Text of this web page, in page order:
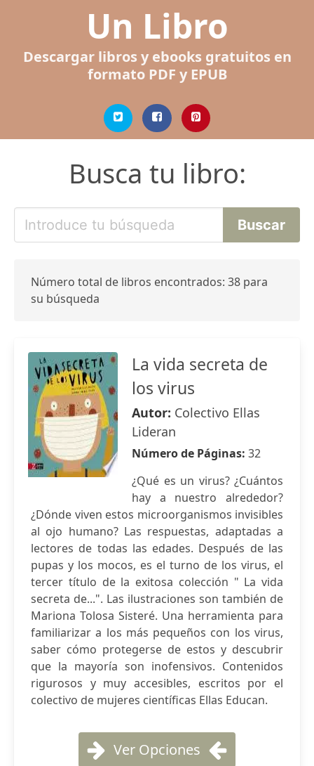
Un Libro
Descargar libros y ebooks gratuitos en
formato PDF y EPUB
Busca tu libro:
Número total de libros encontrados: 38 para
su búsqueda
La vida secreta de
los virus
Autor: Colectivo Ellas
Lideran
Número de Páginas: 32
¿Qué es un virus? ¿Cuántos
hay a nuestro alrededor?
¿Dónde viven estos microorganismos invisibles
al ojo humano? Las respuestas, adaptadas a
lectores de todas las edades. Después de las
pupas y los mocos, es el turno de los virus, el
tercer título de la exitosa colección " La vida
secreta de...". Las ilustraciones son también de
Mariona Tolosa Sisteré. Una herramienta para
familiarizar a los más pequeños con los virus,
saber cómo protegerse de estos y descubrir
que la mayoría son inofensivos. Contenidos
rigurosos y muy accesibles, escritos por el
colectivo de mujeres científicas Ellas Educan.
Ver Opciones